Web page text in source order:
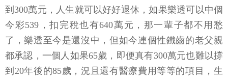
到300萬元，人生就可以好好退休，如果樂透可以中個
今彩539，扣完稅也有640萬元，那一輩子都不用愁
了，樂透至今是還沒中，但如今連個性鐵齒的老父親
都承認，一個人如果65歲，即便真有300萬元也難以撐
到20年後的85歲，況且還有醫療費用等等的項目，生